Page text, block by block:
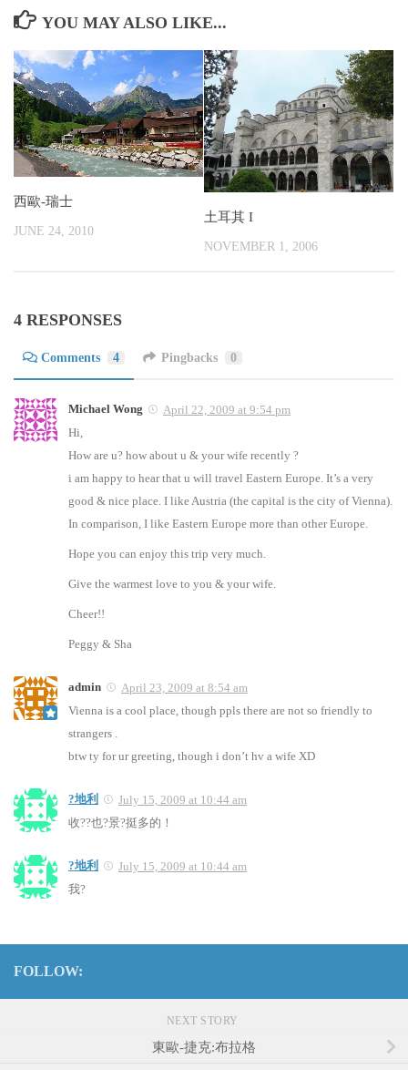
YOU MAY ALSO LIKE...
西歐-瑞士
JUNE 24, 2010
土耳其 I
NOVEMBER 1, 2006
4 RESPONSES
Comments 4 Pingbacks 0
Michael Wong
April 22, 2009 at 9:54 pm
Hi,
How are u? how about u & your wife recently ?
i am happy to hear that u will travel Eastern Europe. It’s a very
good & nice place. I like Austria (the capital is the city of Vienna).
In comparison, I like Eastern Europe more than other Europe.
Hope you can enjoy this trip very much.
Give the warmest love to you & your wife.
Cheer!!
Peggy & Sha
admin
April 23, 2009 at 8:54 am
Vienna is a cool place, though ppls there are not so friendly to
strangers .
btw ty for ur greeting, though i don’t hv a wife XD
?地利
July 15, 2009 at 10:44 am
收??也?景?挺多的！
?地利
July 15, 2009 at 10:44 am
我?
FOLLOW:
NEXT STORY
東歐-捷克:布拉格